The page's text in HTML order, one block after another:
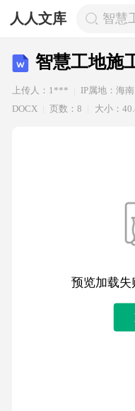
人人文库 智慧
智慧工地施
上传人：1*** IP属地：海南
DOCX
页数：8 大小：
预览加载失